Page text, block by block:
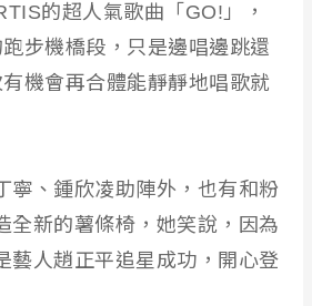
的超人氣歌曲「GO!」，
步機橋段，只是邊唱邊跳還
機會再合體能靜靜地唱歌就
寧、鍾欣凌助陣外，也有和粉
全新的薯條椅，她笑說，因為
藝人趙正平追星成功，開心登